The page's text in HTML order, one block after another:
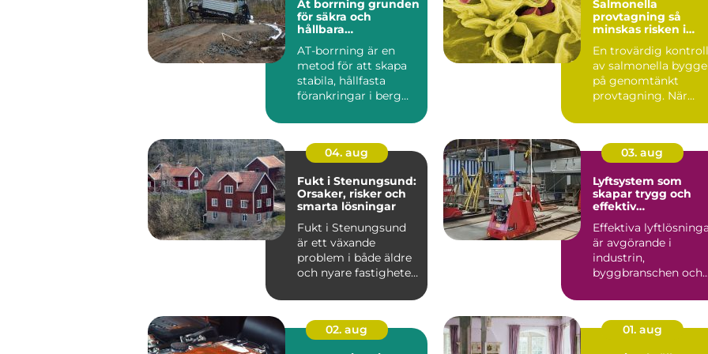
At borrning grunden
för säkra och
hållbara
AT-borrning är en
metod för att skapa
stabila, hållfasta
förankringar i berg
anvä...
Salmonella
provtagning så
minskas risken i
En trovärdig kontroll
av salmonella
på genomtänkt
provtagning. När
i...
04. aug
Fukt i Stenungsund:
Orsaker, risker och
smarta lösningar
Fukt i Stenungsund
är ett växande
problem i både äldre
och nyare fastigheter,
03. aug
Lyftsystem som
skapar trygg och
effektiv
Effektiva
är avgörande i
industrin,
byggbranschen och
02. aug
01. aug